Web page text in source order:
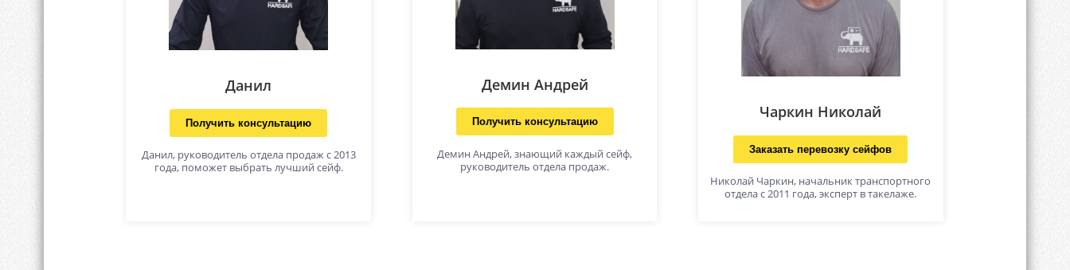
Данил
Получить консультацию
Данил, руководитель отдела продаж с 2013
года, поможет выбрать лучший сейф.
Демин Андрей
Получить консультацию
Демин Андрей, знающий каждый сейф,
руководитель отдела продаж.
Чаркин Николай
Заказать перевозку сейфов
Николай Чаркин, начальник транспортного
отдела с 2011 года, эксперт в такелаже.